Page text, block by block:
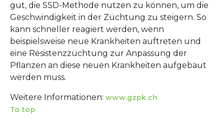
gut, die SSD-Methode nutzen zu können, um die
Geschwindigkeit in der Züchtung zu steigern. So
kann schneller reagiert werden, wenn
beispielsweise neue Krankheiten auftreten und
eine Resistenzzüchtung zur Anpassung der
Pflanzen an diese neuen Krankheiten aufgebaut
werden muss.
Weitere Informationen: www.gzpk.ch
To top